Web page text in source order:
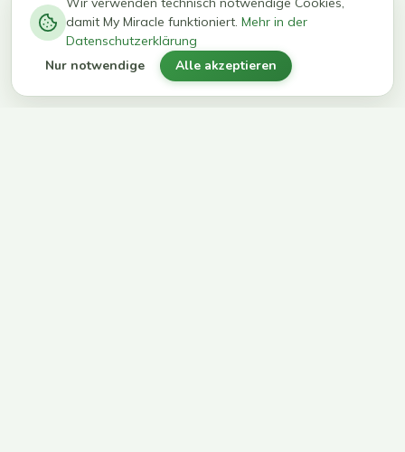
kg in 12
Wochen
erreichen
ihr Ziel
damit My Miracle funktioniert. Mehr in der
Datenschutzerklärung
Nur notwendige Alle akzeptieren